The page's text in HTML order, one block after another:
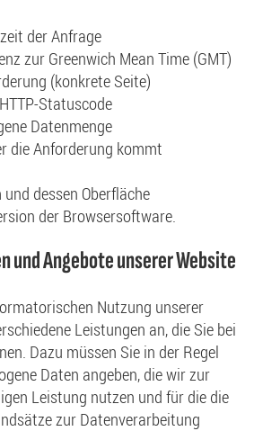
der Anfrage
zur Greenwich Mean Time (GMT)
(konkrete Seite)
Statuscode
Datenmenge
die Anforderung kommt
dessen Oberfläche
der Browsersoftware.
und Angebote unserer Website
Nutzung unserer
Leistungen an, die Sie bei
Dazu müssen Sie in der Regel
Daten angeben, die wir zur
Leistung nutzen und für die die
zur Datenverarbeitung